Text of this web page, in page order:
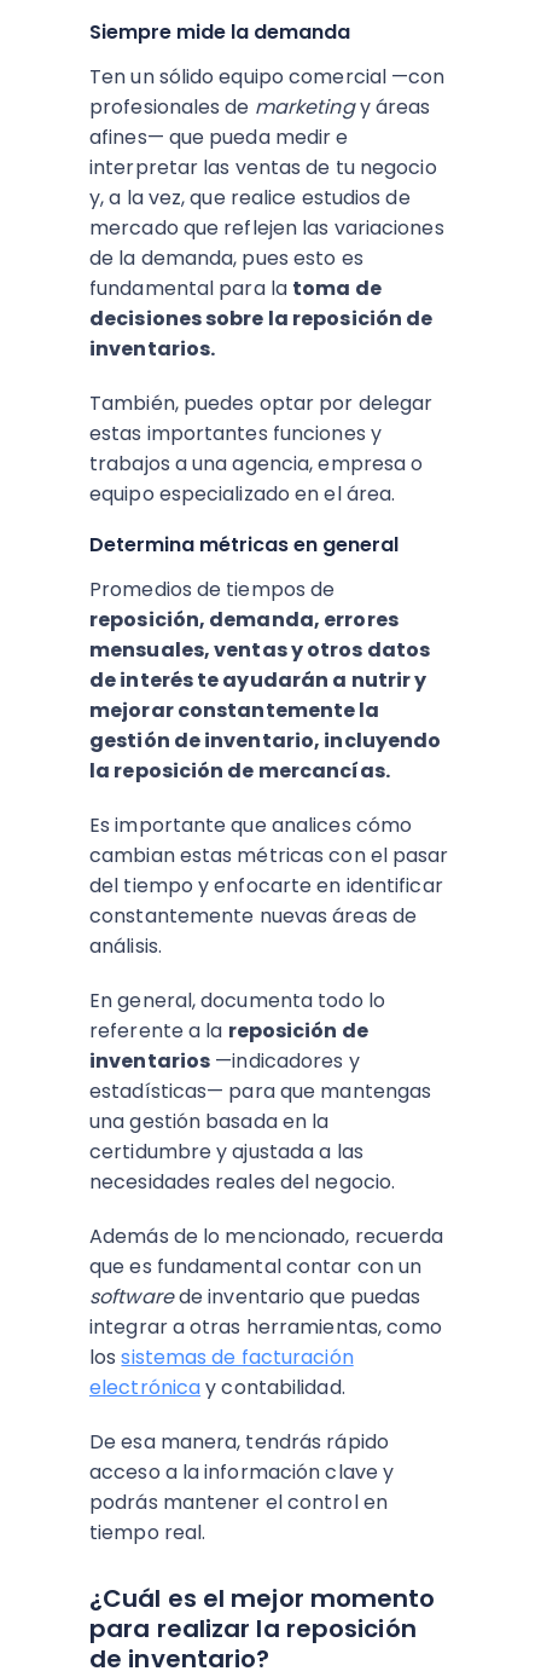
Siempre mide la demanda
Ten un sólido equipo comercial —con
profesionales de marketingy áreas
afines— que pueda medir e
interpretar las ventas de tu negocio
y, a la vez, que realice estudios de
mercado que reflejen las variaciones
de la demanda, pues esto es
fundamental para la toma de
decisiones sobre la reposición de
inventarios.
También, puedes optar por delegar
estas importantes funciones y
trabajos a una agencia, empresa o
equipo especializado en el área.
Determina métricas en general
Promedios de tiempos de
reposición, demanda, errores
mensuales, ventas y otros datos
de interés te ayudarán a nutrir y
mejorar constantemente la
gestión de inventario, incluyendo
la reposición de mercancías.
Es importante que analices cómo
cambian estas métricas con el pasar
del tiempo y enfocarte en identificar
constantemente nuevas áreas de
análisis.
En general, documenta todo lo
referente a la reposición de
inventarios —indicadores y
estadísticas— para que mantengas
una gestión basada en la
certidumbre y ajustada a las
necesidades reales del negocio.
Además de lo mencionado, recuerda
que es fundamental contar con un
softwarede inventario que puedas
integrar a otras herramientas, como
lossistemas de facturación
electrónicay contabilidad.
De esa manera, tendrás rápido
acceso a la información clave y
podrás mantener el control en
tiempo real.
¿Cuál es el mejor momento
para realizar la reposición
de inventario?